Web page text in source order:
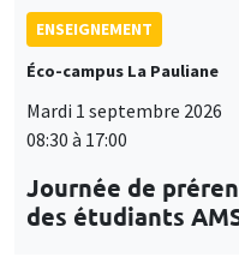
ENSEIGNEMENT
Éco-campus La Pauliane
Mardi 1 septembre 2026
08:30 à 17:00
Journée de
des étudiants